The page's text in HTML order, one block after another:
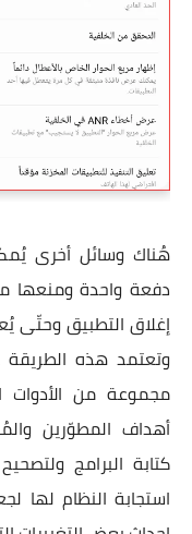
هُناك وسائل أخرى
دفعة واحدة ومنعها
إغلاق التطبيق وحتّى
وتعتمد هذه
مجموعة من الأدوات
أهداف المطوّرين
كتابة البرامج
استجابة النظام لها